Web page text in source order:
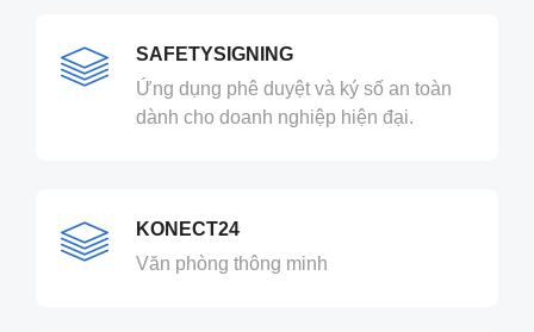
SAFETYSIGNING
Ứng dụng phê duyệt và ký số an toàn
dành cho doanh nghiệp hiện đại.
KONECT24
Văn phòng thông minh